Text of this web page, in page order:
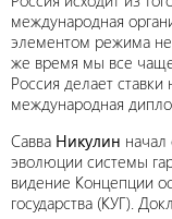
международная
элементом режима
же время мы все чаще
Россия делает
международная
Савва Никулин начал
эволюции системы
видение Концепции
государства (КУГ).